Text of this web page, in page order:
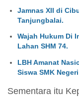
Jamnas XII di
Tanjungbalai.
Wajah Hukum Di
Lahan SHM 74.
LBH Amanat
Siswa SMK
Sementara itu